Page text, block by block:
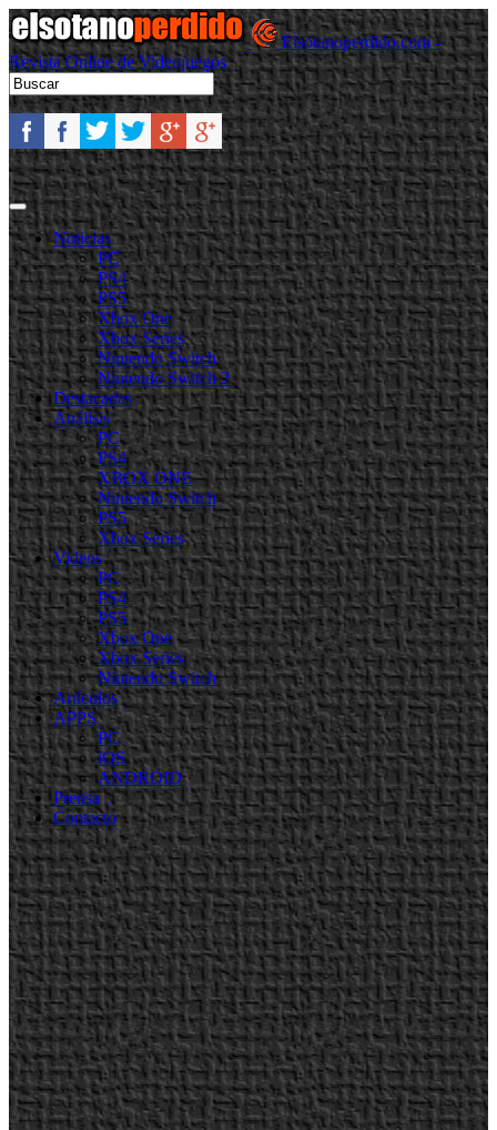
Elsotanoperdido.com -
Revista Online de Videojuegos
Noticias
PC
PS4
PS5
Xbox One
Xbox Series
Nintendo Switch
Nintendo Switch 2
Destacadas
Análisis
PC
PS4
XBOX ONE
Nintendo Switch
PS5
Xbox Series
Videos
PC
PS4
PS5
Xbox One
Xbox Series
Nintendo Switch
Artículos
APPS
PC
iOS
ANDROID
Prensa
Contacto